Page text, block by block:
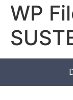
WP